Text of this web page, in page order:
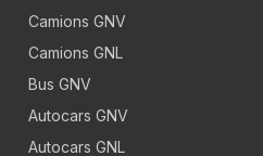
Camions GNV
Camions GNL
Bus GNV
Autocars GNV
Autocars GNL